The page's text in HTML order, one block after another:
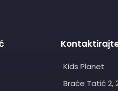
Kids Planet
Braće Tatić 2,